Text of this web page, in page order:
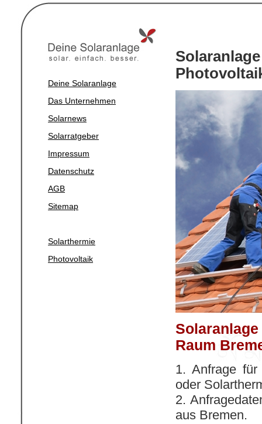
Deine Solaranlage
Das Unternehmen
Solarnews
Solarratgeber
Impressum
Datenschutz
AGB
Sitemap
Solarthermie
Photovoltaik
Raum
1. Anfrage
oder
2.
aus Bremen.